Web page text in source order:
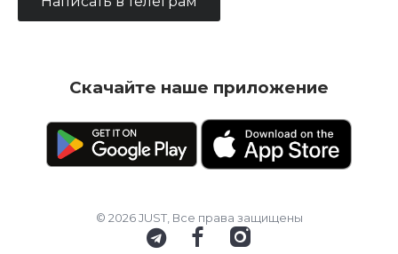
Скачайте наше приложение
© 2026 JUST, Все права защищены